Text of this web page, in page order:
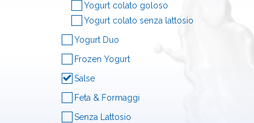
Yogurt colato goloso
Yogurt colato senza lattosio
Yogurt Duo
Frozen Yogurt
Salse
Feta & Formaggi
Senza Lattosio